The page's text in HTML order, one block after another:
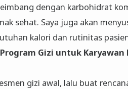
dengan karbohidrat
sehat. Saya juga akan
kalori dan rutinitas
Gizi untuk Karyawan
gizi awal, lalu buat